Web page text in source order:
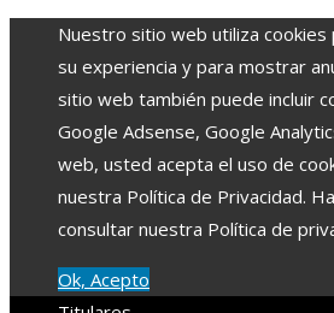
Nuestro sitio web utiliza
su experiencia y para mostrar
sitio web también puede incluir
Google Adsense, Google
web, usted acepta el uso de
nuestra Política de Privacidad.
consultar nuestra Política de
Ok, Acepto